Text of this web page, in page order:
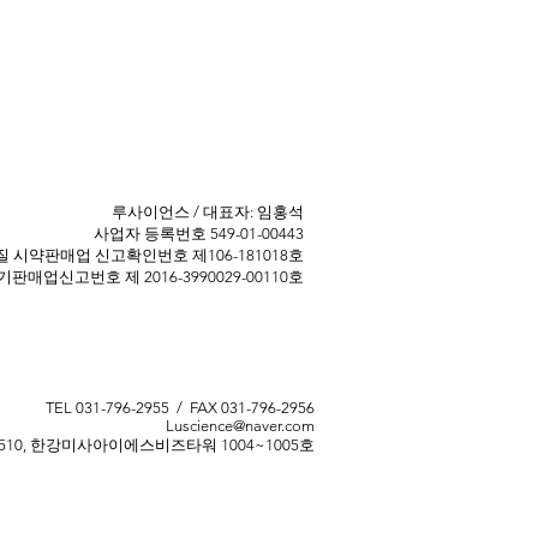
​루사이언스 / 대표자: 임홍석
사업자 등록번호 549-01-00443
시약판매업 신고확인번호 제106-181018호
판매업신고번호 제 2016-3990029-00110호
TEL 031-796-2955 / FAX 031-796-2956
Luscience@naver.com
한강미사아이에스비즈타워 1004~1005호